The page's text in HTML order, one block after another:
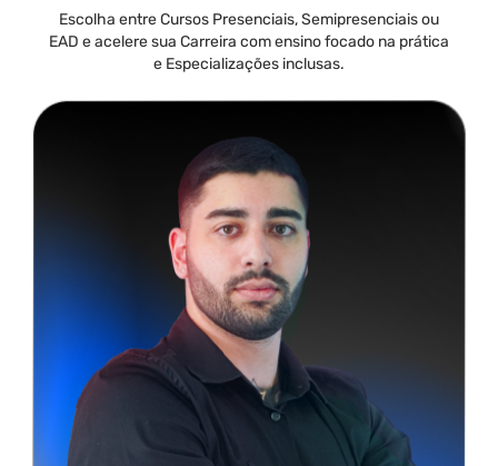
Escolha entre Cursos Presenciais, Semipresenciais ou
EAD e acelere sua Carreira com ensino focado na prática
e Especializações inclusas.